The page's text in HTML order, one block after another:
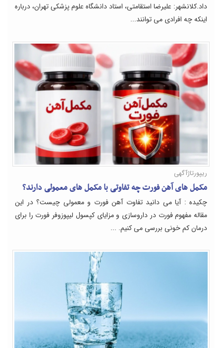
داد.کلانشهر: علیرضا استقامتی، استاد دانشگاه علوم پزشکی تهران، درباره
اینکه چه افرادی می توانند...
ریپورتاژآگهی
مکمل های آهن فورت چه تفاوتی با مکمل های معمولی دارند؟
چکیده : آیا می دانید تفاوت آهن فورت و معمولی چیست؟ در این
مقاله مفهوم فورت در داروسازی و مزایای کپسول لیپوزوفر فورت را برای
درمان کم خونی بررسی می کنیم. ...